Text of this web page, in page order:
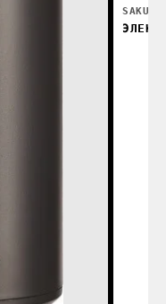
SAKURA